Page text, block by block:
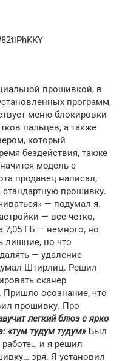
прошивкой, в
программ,
меню блокировки
пальцев, а также
который
бездействия, также
модель с
продавец написал,
прошивку.
— подумал я.
— все четко,
7,05 ГБ — немного, но
лишние, но что
— удаление
Штирлиц. Решил
сканер
Пришло осознание, что
прошивку. Про
легкий блюз с ярко
«тум тудум тудум» Был
и я решил
зря. Я установил